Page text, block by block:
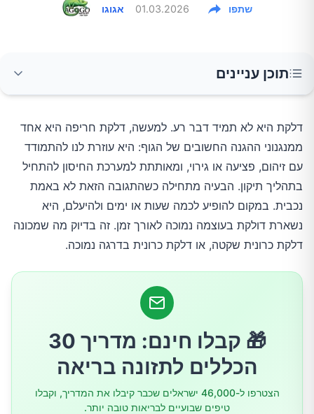
אגוגו 01.03.2026 שתפו
תוכן עניינים
1. עייפות מתמשכת שלא משתפרת באמת אחרי
מנוחה
2. כאבי מפרקים, כאבי שרירים או נוקשות בוקר
3. בעיות עיכול שחוזרות על עצמן
דלקת היא לא תמיד דבר רע. למעשה, דלקת חריפה היא אחד
ממנגנוני ההגנה החשובים של הגוף: היא עוזרת לנו להתמודד
עם זיהום, פציעה או גירוי, ומאותתת למערכת החיסון להתחיל
בתהליך תיקון. הבעיה מתחילה כשהתגובה הזאת לא באמת
נכבית. במקום להופיע לכמה שעות או ימים ולהיעלם, היא
נשארת דולקת בעוצמה נמוכה לאורך זמן. זה בדיוק מה שמכונה
דלקת כרונית שקטה, או דלקת כרונית בדרגה נמוכה.
🎁 קבלו חינם: מדריך 30
הכללים לתזונה בריאה
הצטרפו ל-46,000 ישראלים שכבר קיבלו את המדריך, וקבלו
טיפים שבועיים לבריאות טובה יותר.